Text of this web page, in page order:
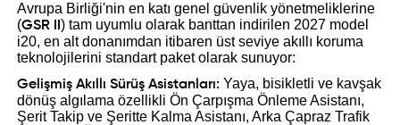
Avrupa Birliği'nin en katı genel güvenlik yönetmeliklerine
(GSR II ) tam uyumlu olarak banttan indirilen 2027 model
i20, en alt donanımdan itibaren üst seviye akıllı koruma
teknolojilerini standart paket olarak sunuyor:
Gelişmiş Akıllı Sürüş Asistanları: Yaya, bisikletli ve kavşak
dönüş algılama özellikli Ön Çarpışma Önleme Asistanı,
Şerit Takip ve Şeritte Kalma Asistanı, Arka Çapraz Trafik